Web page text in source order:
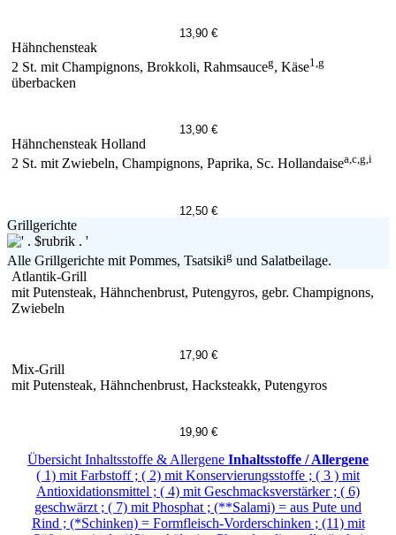
13,90 €
Hähnchensteak
2 St. mit Champignons, Brokkoli, Rahmsauceg, Käse1,g
überbacken
13,90 €
Hähnchensteak Holland
2 St. mit Zwiebeln, Champignons, Paprika, Sc. Hollandaisea,c,g,i
12,50 €
Grillgerichte
Alle Grillgerichte mit Pommes, Tsatsikig und Salatbeilage.
Atlantik-Grill
mit Putensteak, Hähnchenbrust, Putengyros, gebr. Champignons,
Zwiebeln
17,90 €
Mix-Grill
mit Putensteak, Hähnchenbrust, Hacksteakk, Putengyros
19,90 €
Übersicht Inhaltsstoffe & Allergene Inhaltsstoffe / Allergene
( 1) mit Farbstoff ; ( 2) mit Konservierungsstoffe ; ( 3 ) mit
Antioxidationsmittel ; ( 4) mit Geschmacksverstärker ; ( 6)
geschwärzt ; ( 7) mit Phosphat ; (**Salami) = aus Pute und
Rind ; (*Schinken) = Formfleisch-Vorderschinken ; (11) mit